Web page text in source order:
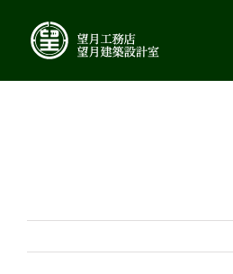
content